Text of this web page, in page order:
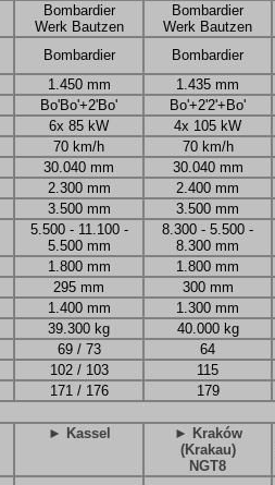
Bombardier
Werk Bautzen
Bombardier
Werk Bautzen
Bombardier Bombardier
1.450 mm 1.435 mm
Bo'Bo'+2'Bo' Bo'+2'2'+Bo'
6x 85 kW 4x 105 kW
70 km/h 70 km/h
30.040 mm 30.040 mm
2.300 mm 2.400 mm
3.500 mm 3.500 mm
5.500 - 11.100 -
5.500 mm
8.300 - 5.500 -
8.300 mm
1.800 mm 1.800 mm
295 mm 300 mm
1.400 mm 1.300 mm
39.300 kg 40.000 kg
69 / 73 64
102 / 103 115
171 / 176 179
► Kassel
► Kraków
(Krakau)
NGT8